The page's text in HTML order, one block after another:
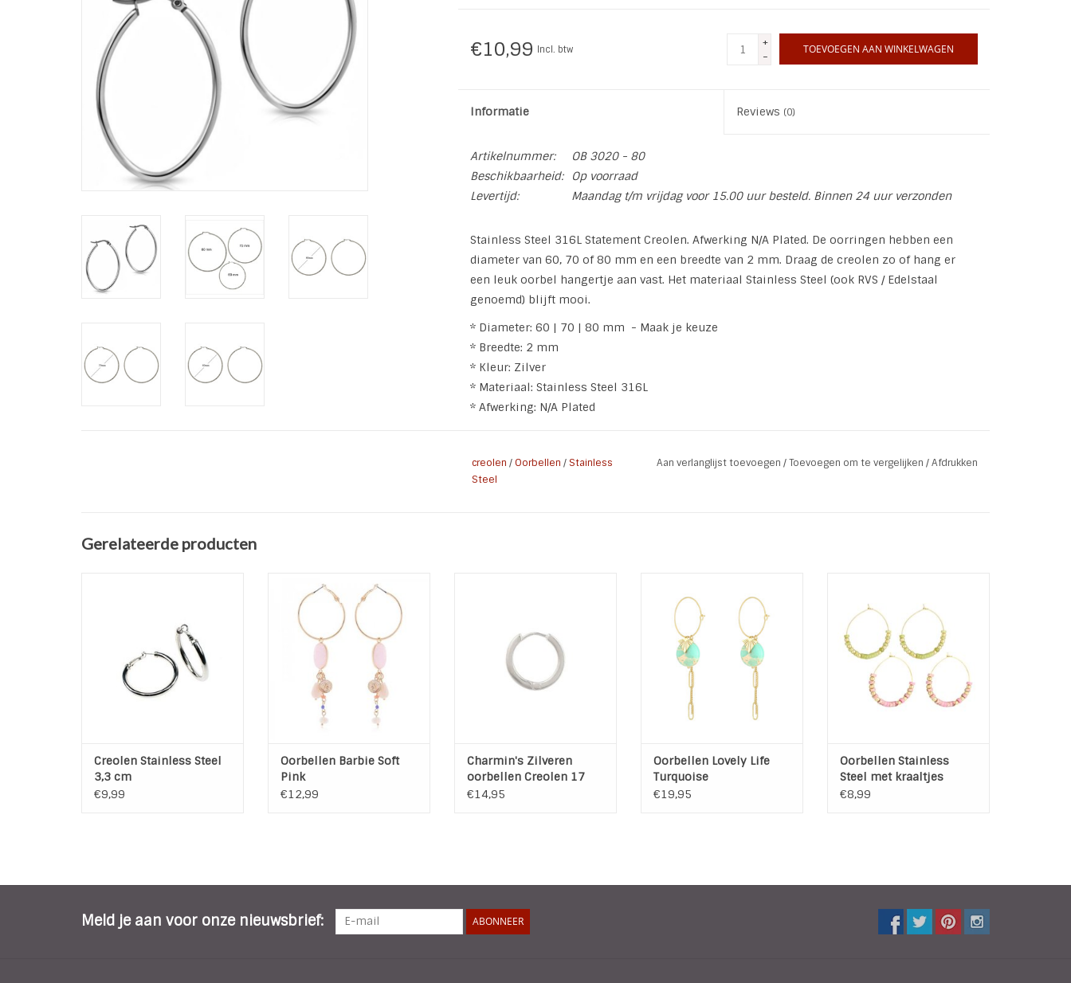
€10,99 Incl. btw
+
-
TOEVOEGEN AAN WINKELWAGEN
Informatie Reviews (0)
Artikelnummer:
OB 3020 - 80
Beschikbaarheid:
Op voorraad
Levertijd:
Maandag t/m vrijdag voor 15.00 uur besteld. Binnen 24 uur verzonden
Stainless Steel 316L Statement Creolen. Afwerking N/A Plated. De oorringen hebben een
diameter van 60, 70 of 80 mm en een breedte van 2 mm. Draag de creolen zo of hang er
een leuk oorbel hangertje aan vast. Het materiaal Stainless Steel (ook RVS / Edelstaal
genoemd) blijft mooi.
* Diameter: 60 | 70 | 80 mm - Maak je keuze
* Breedte: 2 mm
* Kleur: Zilver
* Materiaal: Stainless Steel 316L
* Afwerking: N/A Plated
creolen /Oorbellen / Stainless
Steel
Aan verlanglijst toevoegen /Toevoegen om te vergelijken /Afdrukken
Gerelateerde producten
dikte: 0,5 cm
Doorsnee: 25 mm
Dikte: 4 mm
Materiaal: Rhodium
Creolen Stainless Steel
3,3 cm
€9,99
Soort: Creolen met steen en
bedels.
Kleur: Silver, Zach Roze, Wit
Doorsnee Creool: 3,2 cm
Totale Lengte: 9 cm
Materiaal: Metaal
Nikkelvrij
TOEVOEGEN AAN WINKELWAGEN
Oorbellen Barbie Soft
Pink
€12,99
Dikte: 1,8 mm
TOEVOEGEN AAN WINKELWAGEN
Charmin's Zilveren
oorbellen Creolen 17
mm x 1,8 mm
€14,95
Stainless Steel Gold Plated l
natuursteen / strass
8 x 2,5 cm
TOEVOEGEN AAN WINKELWAGEN
Oorbellen Lovely Life
Turquoise
€19,95
met kraaltjes.
TOEVOEGEN AAN WINKELWAGEN
Oorbellen Stainless
Steel met kraaltjes
€8,99
Meld je aan voor onze nieuwsbrief: ABONNEER